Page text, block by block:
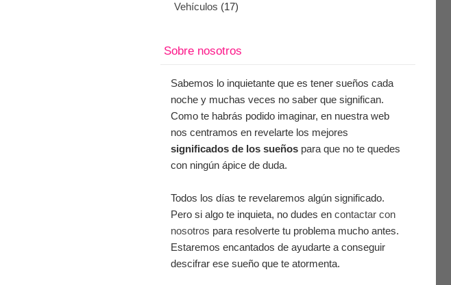
Vehículos (17)
Sobre nosotros
Sabemos lo inquietante que es tener sueños cada
noche y muchas veces no saber que significan.
Como te habrás podido imaginar, en nuestra web
nos centramos en revelarte los mejores
significados de los sueños para que no te quedes
con ningún ápice de duda.
Todos los días te revelaremos algún significado.
Pero si algo te inquieta, no dudes en contactar con
nosotros para resolverte tu problema mucho antes.
Estaremos encantados de ayudarte a conseguir
descifrar ese sueño que te atormenta.